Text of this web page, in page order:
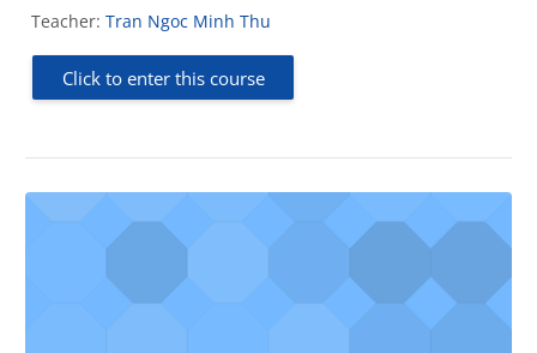
Teacher: Tran Ngoc Minh Thu
Click to enter this course